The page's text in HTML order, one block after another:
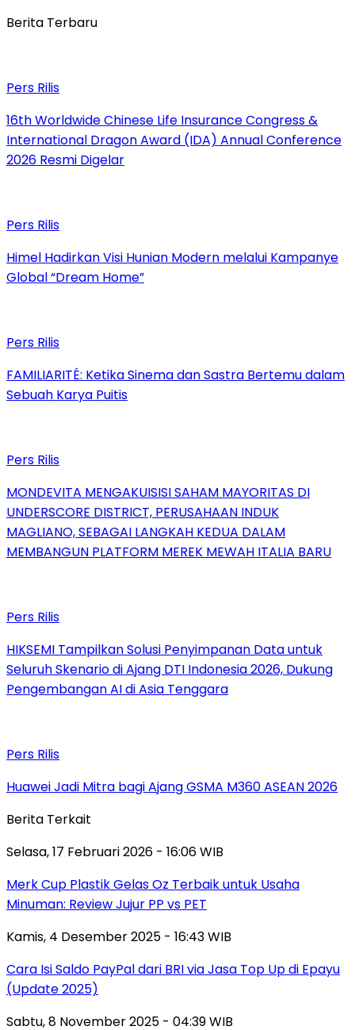
Berita Terbaru
Pers Rilis
16th Worldwide Chinese Life Insurance Congress &
International Dragon Award (IDA) Annual Conference
2026 Resmi Digelar
Pers Rilis
Himel Hadirkan Visi Hunian Modern melalui Kampanye
Global “Dream Home”
Pers Rilis
FAMILIARITÉ: Ketika Sinema dan Sastra Bertemu dalam
Sebuah Karya Puitis
Pers Rilis
MONDEVITA MENGAKUISISI SAHAM MAYORITAS DI
UNDERSCORE DISTRICT, PERUSAHAAN INDUK
MAGLIANO, SEBAGAI LANGKAH KEDUA DALAM
MEMBANGUN PLATFORM MEREK MEWAH ITALIA BARU
Pers Rilis
HIKSEMI Tampilkan Solusi Penyimpanan Data untuk
Seluruh Skenario di Ajang DTI Indonesia 2026, Dukung
Pengembangan AI di Asia Tenggara
Pers Rilis
Huawei Jadi Mitra bagi Ajang GSMA M360 ASEAN 2026
Berita Terkait
Selasa, 17 Februari 2026 - 16:06 WIB
Merk Cup Plastik Gelas Oz Terbaik untuk Usaha
Minuman: Review Jujur PP vs PET
Kamis, 4 Desember 2025 - 16:43 WIB
Cara Isi Saldo PayPal dari BRI via Jasa Top Up di Epayu
(Update 2025)
Sabtu, 8 November 2025 - 04:39 WIB